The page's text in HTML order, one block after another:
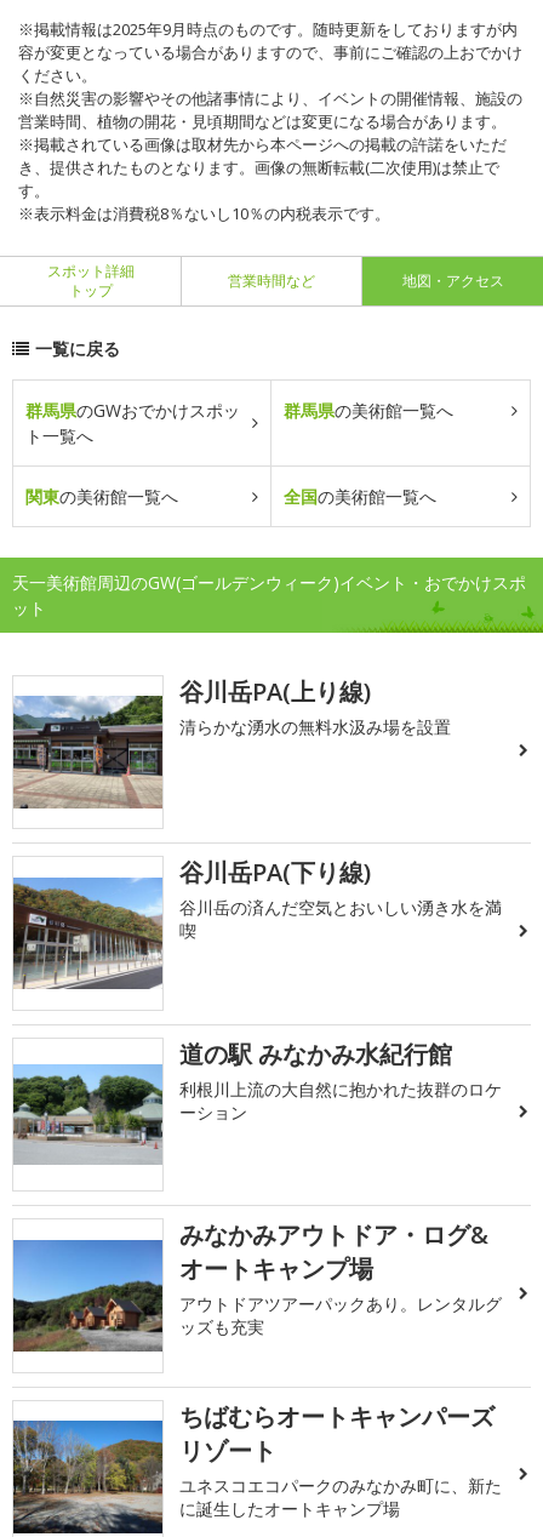
※掲載情報は2025年9月時点のものです。随時更新をしておりますが内
容が変更となっている場合がありますので、事前にご確認の上おでかけ
ください。
※自然災害の影響やその他諸事情により、イベントの開催情報、施設の
営業時間、植物の開花・見頃期間などは変更になる場合があります。
※掲載されている画像は取材先から本ページへの掲載の許諾をいただ
き、提供されたものとなります。画像の無断転載(二次使用)は禁止で
す。
※表示料金は消費税8％ないし10％の内税表示です。
スポット詳細
トップ
営業時間など 地図・アクセス
一覧に戻る
群馬県のGWおでかけスポッ
ト一覧へ
群馬県の美術館一覧へ
関東の美術館一覧へ 全国の美術館一覧へ
天一美術館周辺のGW(ゴールデンウィーク)イベント・おでかけスポ
ット
谷川岳PA(上り線)
清らかな湧水の無料水汲み場を設置
谷川岳PA(下り線)
谷川岳の済んだ空気とおいしい湧き水を満
喫
道の駅 みなかみ水紀行館
利根川上流の大自然に抱かれた抜群のロケ
ーション
みなかみアウトドア・ログ&
オートキャンプ場
アウトドアツアーパックあり。レンタルグ
ッズも充実
ちばむらオートキャンパーズ
リゾート
ユネスコエコパークのみなかみ町に、新た
に誕生したオートキャンプ場